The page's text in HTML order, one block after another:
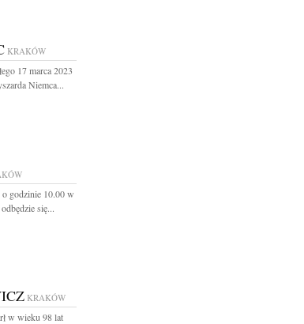
KRAKÓW
17 marca 2023
Niemca...
godzinie 10.00 w
się...
KRAKÓW
w wieku 98 lat